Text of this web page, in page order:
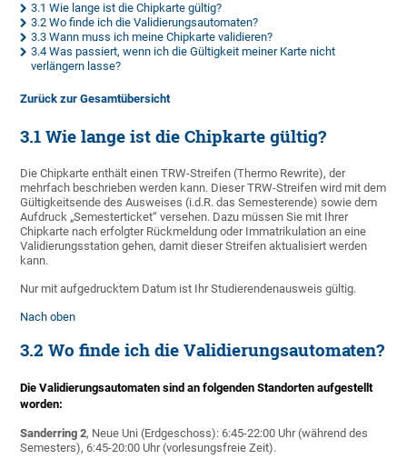
3.1 Wie lange ist die Chipkarte gültig?
3.2 Wo finde ich die Validierungsautomaten?
3.3 Wann muss ich meine Chipkarte validieren?
3.4 Was passiert, wenn ich die Gültigkeit meiner Karte nicht
verlängern lasse?
Zurück zur Gesamtübersicht
3.1 Wie lange ist die Chipkarte gültig?
Die Chipkarte enthält einen TRW-Streifen (Thermo Rewrite), der
mehrfach beschrieben werden kann. Dieser TRW-Streifen wird mit dem
Gültigkeitsende des Ausweises (i.d.R. das Semesterende) sowie dem
Aufdruck „Semesterticket“ versehen. Dazu müssen Sie mit Ihrer
Chipkarte nach erfolgter Rückmeldung oder Immatrikulation an eine
Validierungsstation gehen, damit dieser Streifen aktualisiert werden
kann.
Nur mit aufgedrucktem Datum ist Ihr Studierendenausweis gültig.
Nach oben
3.2 Wo finde ich die Validierungsautomaten?
Die Validierungsautomaten sind an folgenden Standorten aufgestellt
worden:
Sanderring 2, Neue Uni (Erdgeschoss): 6:45-22:00 Uhr (während des
Semesters), 6:45-20:00 Uhr (vorlesungsfreie Zeit).